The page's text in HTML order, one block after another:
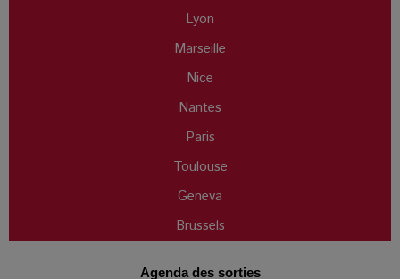
Lyon
Marseille
Nice
Nantes
Paris
Toulouse
Geneva
Brussels
Agenda des sorties